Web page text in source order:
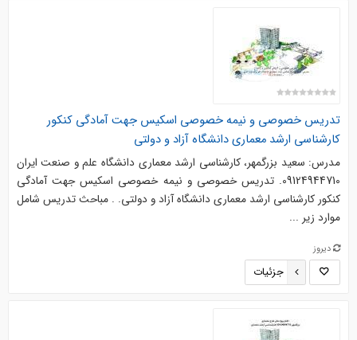
تدریس خصوصی و نیمه خصوصی اسکیس جهت آمادگی کنکور
کارشناسی ارشد معماری دانشگاه آزاد و دولتی
مدرس: سعید بزرگمهر، کارشناسی ارشد معماری دانشگاه علم و صنعت ایران
09124944710. تدریس خصوصی و نیمه خصوصی اسکیس جهت آمادگی
کنکور کارشناسی ارشد معماری دانشگاه آزاد و دولتی. . مباحث تدریس شامل
موارد زیر ...
دیروز
جزئیات